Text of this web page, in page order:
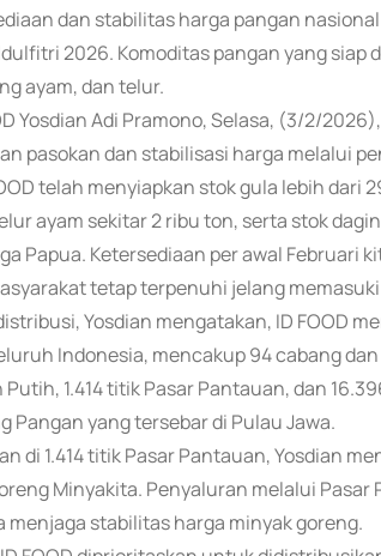
dan stabilitas harga pangan
2026. Komoditas pangan yang siap
ayam, dan telur.
Yosdian Adi Pramono, Selasa, (3/2/
pasokan dan stabilisasi harga melalui
telah menyiapkan stok gula lebih dari
ayam sekitar 2 ribu ton, serta stok
Papua. Ketersediaan per awal Februari
tetap terpenuhi jelang
Yosdian mengatakan, ID FOOD
Indonesia, mencakup 94 cabang
1.414 titik Pasar Pantauan, dan
Pangan yang tersebar di Pulau Jawa.
di 1.414 titik Pasar Pantauan, Yosdian
Minyakita. Penyaluran melalui
stabilitas harga minyak goreng.